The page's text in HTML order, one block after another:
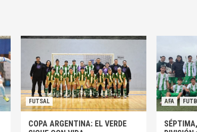
FUTSAL
COPA ARGENTINA: EL VERDE
AFA